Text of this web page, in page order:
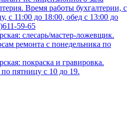
Время работы бухгалтерии, с
с 11:00 до 18:00, обед с 13:00 до
59-65
слесарь/мастер-ложевщик.
ремонта с понедельника по
покраска и гравировка.
пятницу с 10 до 19.